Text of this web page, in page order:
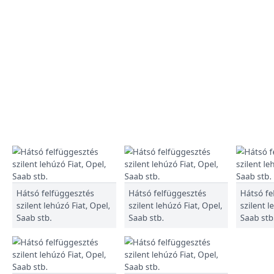
Hátsó felfüggesztés
szilent lehúzó Fiat, Opel,
Saab stb.
Hátsó felfüggesztés
szilent lehúzó Fiat, Opel,
Saab stb.
Hátsó
szilent
Saab